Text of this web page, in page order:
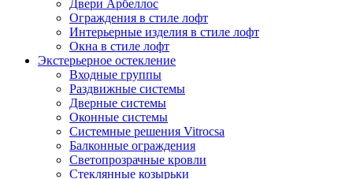
Двери Арбеллос
Ограждения в стиле лофт
Интерьерные изделия в стиле лофт
Окна в стиле лофт
Экстерьерное остекление
Входные группы
Раздвижные системы
Дверные системы
Оконные системы
Системные решения Vitrocsa
Балконные ограждения
Светопрозрачные кровли
Стеклянные козырьки